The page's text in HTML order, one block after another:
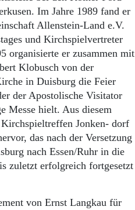
Im Jahre 1989 fand er
Allenstein-Land e.V.
und Kirchspielvertreter
organisierte er zusammen mit
Klobusch von der
in Duisburg die Feier
der Apostolische Visitator
Messe hielt. Aus diesem
Jonken- dorf
das nach der Versetzung
nach Essen/Ruhr in die
zuletzt erfolgreich fortgesetzt
von Ernst Langkau für